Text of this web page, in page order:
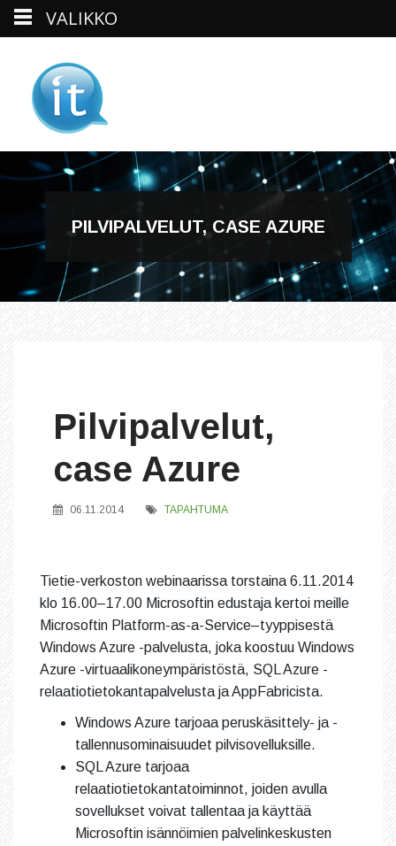
content
PILVIPALVELUT, CASE AZURE
Pilvipalvelut,
case Azure
06.11.2014 TAPAHTUMA
Tietie-verkoston webinaarissa torstaina 6.11.2014
klo 16.00–17.00 Microsoftin edustaja kertoi meille
Microsoftin Platform-as-a-Service–tyyppisestä
Windows Azure -palvelusta, joka koostuu Windows
Azure -virtuaalikoneympäristöstä, SQL Azure -
relaatiotietokantapalvelusta ja AppFabricista.
Windows Azure tarjoaa peruskäsittely- ja -
tallennusominaisuudet pilvisovelluksille.
SQL Azure tarjoaa
relaatiotietokantatoiminnot, joiden avulla
sovellukset voivat tallentaa ja käyttää
Microsoftin isännöimien palvelinkeskusten
VALIKKO